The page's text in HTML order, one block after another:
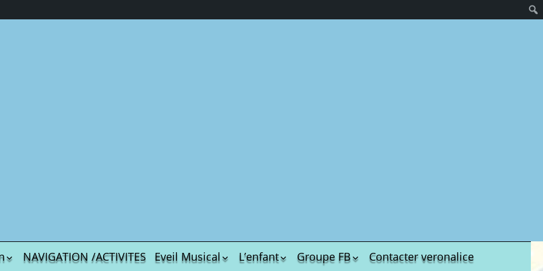
NAVIGATION /ACTIVITES
Eveil Musical
L’enfant
Groupe FB
Contacter veronalice